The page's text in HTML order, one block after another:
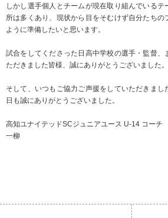
しかし選手個人とチームが現在取り組んでいるテ
所は多くあり、現状から目をそむけず自分たちの
ように準備したいと思います。
試合をしてくださった日高中学校の選手・監督、
ただきました皆様、誠にありがとうございました。
そして、いつもご協力ご声援をしていただきまし
日も誠にありがとうございました。
高知ユナイテッドSCジュニアユース U-14 コーチ
一柳